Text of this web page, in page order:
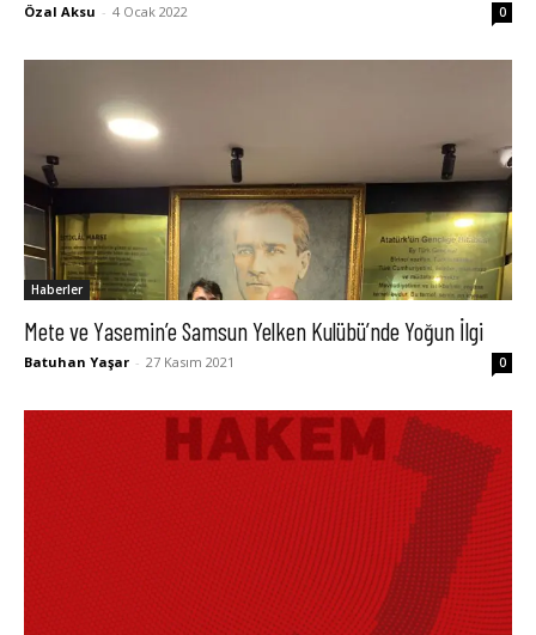
Özal Aksu - 4 Ocak 2022 0
Haberler
Mete ve Yasemin’e Samsun Yelken Kulübü’nde Yoğun İlgi
Batuhan Yaşar - 27 Kasım 2021 0